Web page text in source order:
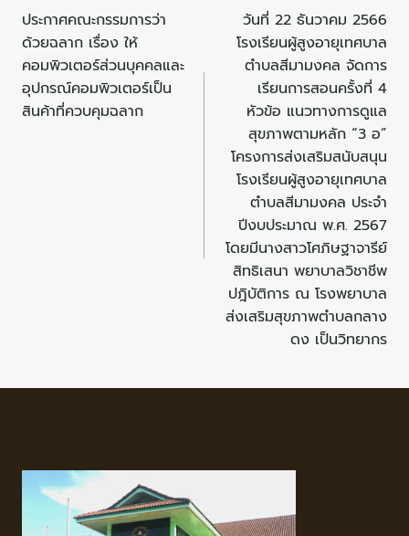
ประกาศคณะกรรมการว่า
ด้วยฉลาก เรื่อง ให้
คอมพิวเตอร์ส่วนบุคคลและ
อุปกรณ์คอมพิวเตอร์เป็น
สินค้าที่ควบคุมฉลาก
วันที่ 22 ธันวาคม 2566
โรงเรียนผู้สูงอายุเทศบาล
ตำบลสีมามงคล จัดการ
เรียนการสอนครั้งที่ 4
หัวข้อ แนวทางการดูแล
สุขภาพตามหลัก “3 อ”
โครงการส่งเสริมสนับสนุน
โรงเรียนผู้สูงอายุเทศบาล
ตำบลสีมามงคล ประจำ
ปีงบประมาณ พ.ศ. 2567
โดยมีนางสาวโศภิษฐาจารีย์
สิทธิเสนา พยาบาลวิชาชีพ
ปฎิบัติการ ณ โรงพยาบาล
ส่งเสริมสุขภาพตำบลกลาง
ดง เป็นวิทยากร